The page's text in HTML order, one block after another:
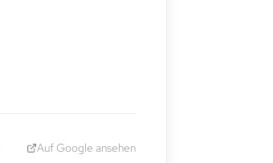
Auf Google ansehen